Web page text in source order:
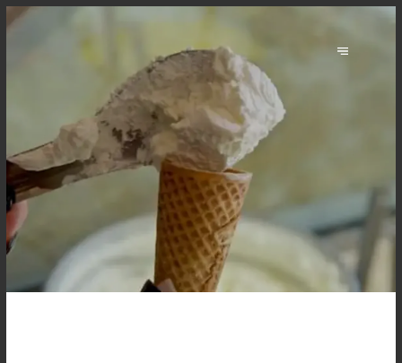
IL MONELLO